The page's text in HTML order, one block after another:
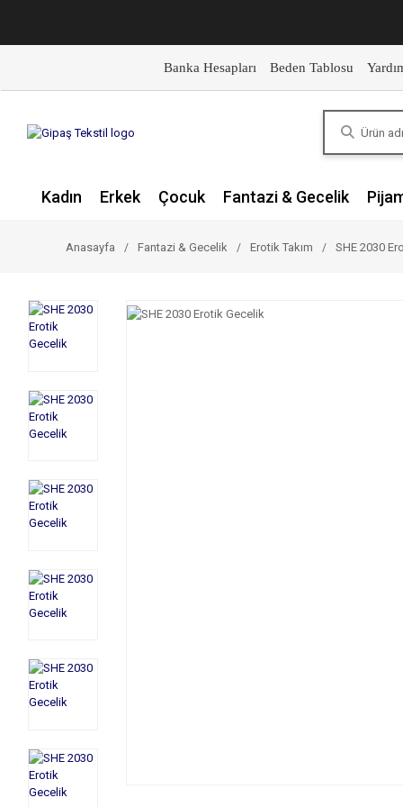
Banka Hesapları Beden Tablosu
Kadın Erkek Çocuk Fantazi & Gecelik
Anasayfa Fantazi & Gecelik Erotik Takım SHE 2030